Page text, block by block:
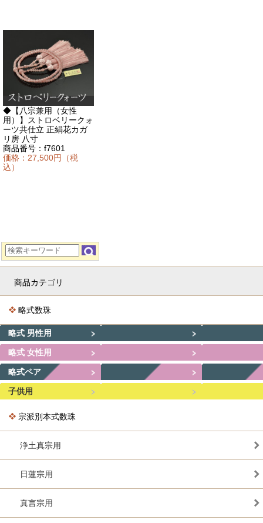
◆【八宗兼用（女性
用）】ストロベリークォ
ーツ共仕立 正絹花カガ
リ房 八寸
商品番号：f7601
価格：27,500円（税
込）
商品カテゴリ
略式数珠
略式 男性用
略式 女性用
略式ペア
子供用
宗派別本式数珠
浄土真宗用
日蓮宗用
真言宗用